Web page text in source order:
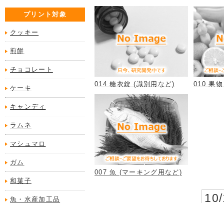
プリント対象
クッキー
煎餅
チョコレート
ケーキ
キャンディ
ラムネ
マシュマロ
ガム
和菓子
魚・水産加工品
014 糖衣錠 (識別用など) 010 果
007 魚 (マーキング用など)